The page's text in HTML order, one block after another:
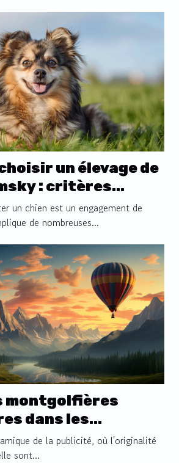
un élevage de
: critères
et questions à
un chien est un engagement de
de nombreuses...
montgolfières
dans les
de la publicité, où l'originalité
sont...